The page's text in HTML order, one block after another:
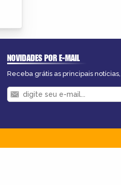
NOVIDADES POR E-MAIL
Receba grátis as principais